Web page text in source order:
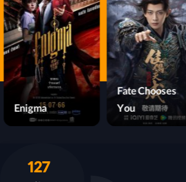
Enigma
Mehshar
127